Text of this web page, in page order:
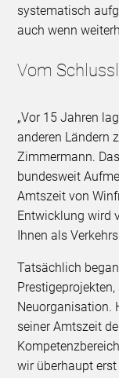
systematisch
auch wenn
Vom
„Vor 15 Jahren
anderen Ländern
Zimmermann.
bundesweit
Amtszeit von
Entwicklung wird
Ihnen als
Tatsächlich
Neuorganisation.
seiner Amtszeit
wir überhaupt